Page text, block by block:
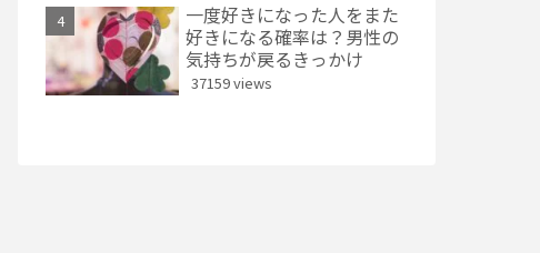
一度好きになった人をまた
好きになる確率は？男性の
気持ちが戻るきっかけ
37159 views